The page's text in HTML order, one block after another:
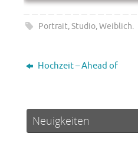
Portrait,Studio,Weiblich.
Hochzeit – Ahead of
Neuigkeiten